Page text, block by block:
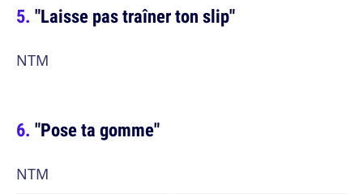
"Laisse pas traîner ton slip"
NTM
"Pose ta gomme"
NTM